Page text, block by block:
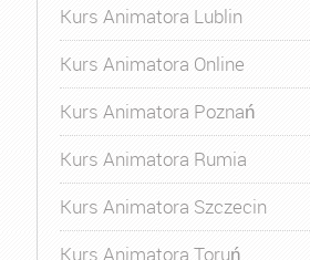
Kurs Animatora Lublin
Kurs Animatora Online
Kurs Animatora Poznań
Kurs Animatora Rumia
Kurs Animatora Szczecin
Kurs Animatora Toruń